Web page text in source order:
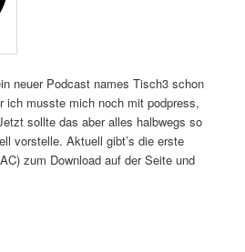
neuer Podcast names Tisch3 schon
ich musste mich noch mit podpress,
sollte das aber alles halbwegs so
vorstelle. Aktuell gibt’s die erste
zum Download auf der Seite und